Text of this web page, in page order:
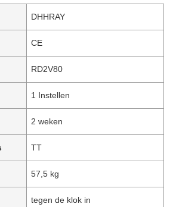
DHHRAY
CE
RD2V80
1 Instellen
2 weken
TT
57,5 kg
tegen de klok in